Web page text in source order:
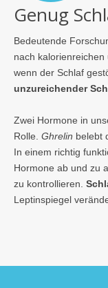
Genug
Bedeutende
nach kalorienreichen
wenn der Schlaf
unzureichender
Zwei Hormone in
Rolle. Ghrelin belebt
In einem richtig
Hormone ab und zu
zu kontrollieren.
Leptinspiegel